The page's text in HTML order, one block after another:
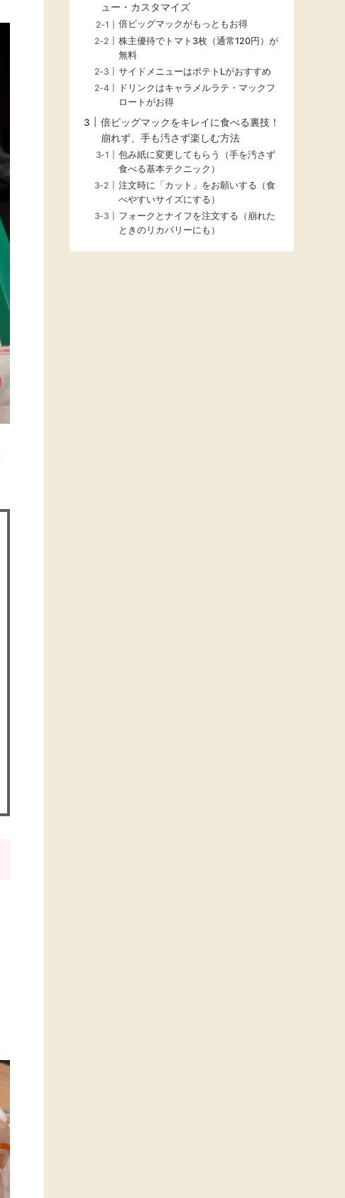
ュー・カスタマイズ
倍ビッグマックがもっともお得
株主優待でトマト3枚（通常120円）が
無料
サイドメニューはポテトLがおすすめ
ドリンクはキャラメルラテ・マックフ
ロートがお得
倍ビッグマックをキレイに食べる裏技！
崩れず、手も汚さず楽しむ方法
包み紙に変更してもらう（手を汚さず
食べる基本テクニック）
注文時に「カット」をお願いする（食
べやすいサイズにする）
フォークとナイフを注文する（崩れた
ときのリカバリーにも）